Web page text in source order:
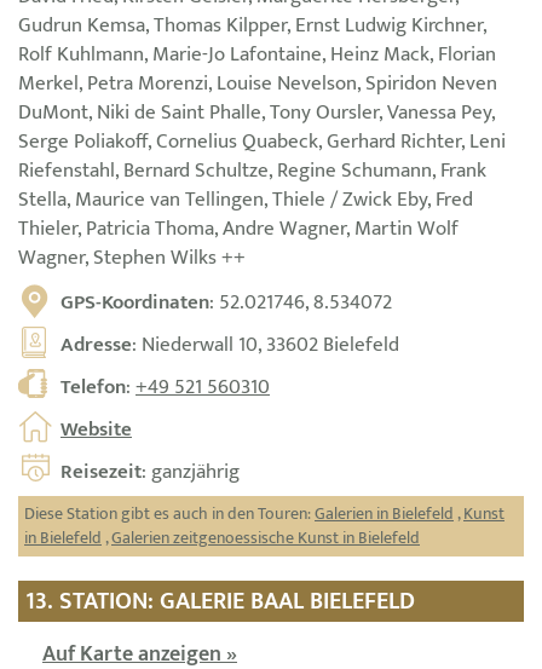
Gudrun Kemsa, Thomas Kilpper, Ernst Ludwig Kirchner,
Rolf Kuhlmann, Marie-Jo Lafontaine, Heinz Mack, Florian
Merkel, Petra Morenzi, Louise Nevelson, Spiridon Neven
DuMont, Niki de Saint Phalle, Tony Oursler, Vanessa Pey,
Serge Poliakoff, Cornelius Quabeck, Gerhard Richter, Leni
Riefenstahl, Bernard Schultze, Regine Schumann, Frank
Stella, Maurice van Tellingen, Thiele / Zwick Eby, Fred
Thieler, Patricia Thoma, Andre Wagner, Martin Wolf
Wagner, Stephen Wilks ++
GPS-Koordinaten: 52.021746, 8.534072
Adresse: Niederwall 10, 33602 Bielefeld
Telefon:+49 521 560310
Website
Reisezeit: ganzjährig
Diese Station gibt es auch in den Touren:Galerien in Bielefeld,Kunst
in Bielefeld,Galerien zeitgenoessische Kunst in Bielefeld
13. STATION: GALERIE BAAL BIELEFELD
Auf Karte anzeigen »